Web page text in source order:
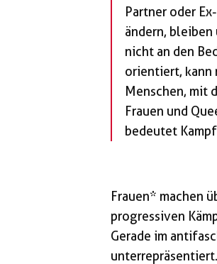
Partner oder
ändern,
nicht an den
orientiert, kann
Menschen, mit
Frauen und
bedeutet
Frauen* machen
progressiven
Gerade im